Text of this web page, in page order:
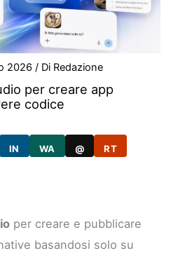
2026/ Di Redazione
per creare app
codice
IN WA @ RT
per creare e pubblicare
basandosi solo su